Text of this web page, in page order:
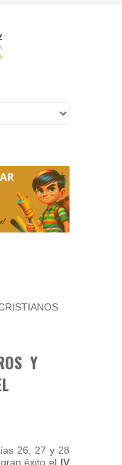
Y
26, 27 y 28
éxito el IV